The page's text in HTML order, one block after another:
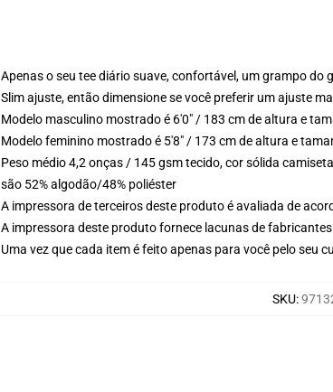
Apenas o seu tee diário suave, confortável, um grampo do
Slim ajuste, então dimensione se você preferir um ajuste
Modelo masculino mostrado é 6'0" / 183 cm de altura e
Modelo feminino mostrado é 5'8" / 173 cm de altura e
Peso médio 4,2 onças / 145 gsm tecido, cor sólida
são 52% algodão/48% poliéster
A impressora de terceiros deste produto é avaliada de
A impressora deste produto fornece lacunas de
Uma vez que cada item é feito apenas para você pelo seu
SKU: